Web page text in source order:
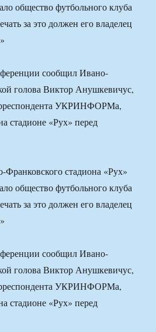
общество футбольного клуба
за это должен его владелец
сообщил Ивано-
голова Виктор Анушкевичус,
УКРИНФОРМа,
стадионе «Рух» перед
Франковского стадиона «Рух»
общество футбольного клуба
за это должен его владелец
сообщил Ивано-
голова Виктор Анушкевичус,
УКРИНФОРМа,
стадионе «Рух» перед